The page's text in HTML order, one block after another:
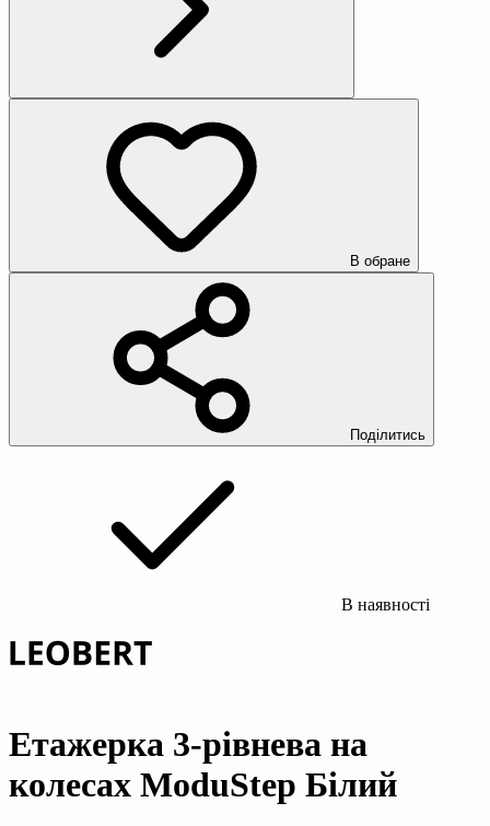
В обране
Поділитись
В наявності
Етажерка 3-рівнева на
колесах ModuStep Білий